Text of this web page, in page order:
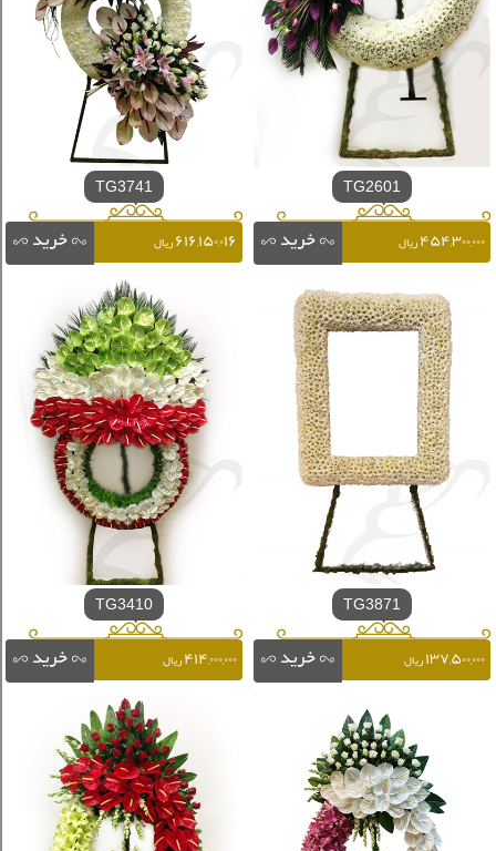
TG2601
۴۵۴,۳۰۰,۰۰۰ریال
TG3741
۶۱۶,۱۵۰,۰۱۶ریال
TG3871
۱۳۷,۵۰۰,۰۰۰ریال
TG3410
۴۱۴,۰۰۰,۰۰۰ریال